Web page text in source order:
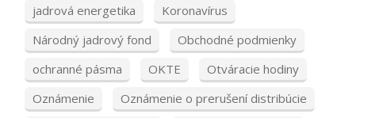
jadrová energetika
Koronavírus
Národný jadrový fond
Obchodné podmienky
ochranné pásma
OKTE
Otváracie hodiny
Oznámenie
Oznámenie o prerušení distribúcie